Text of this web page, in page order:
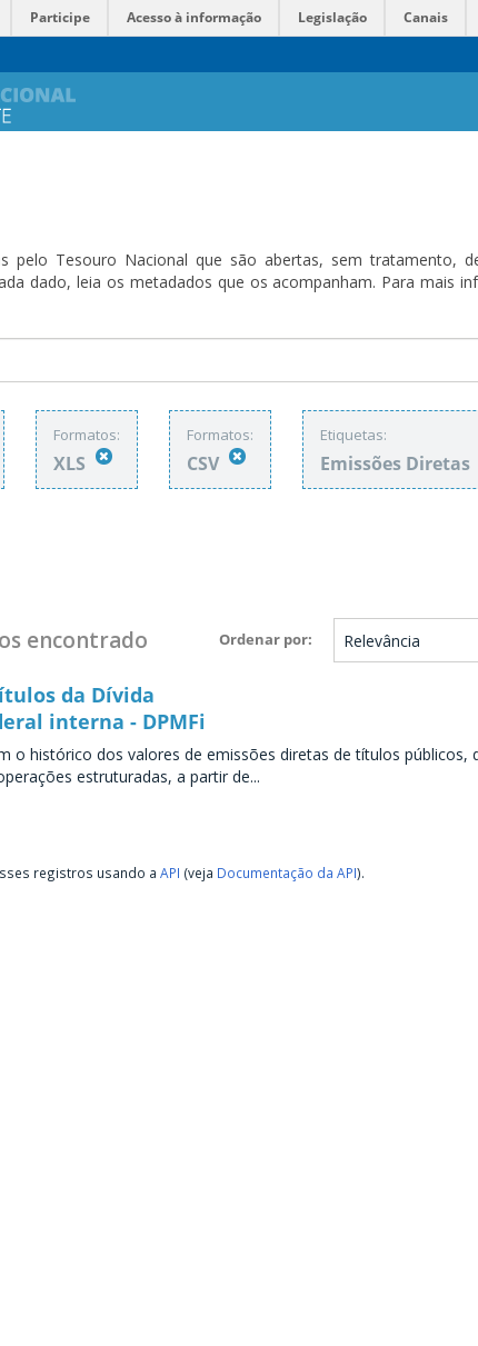
Participe Acesso à informação Legislação Canais
pelo Tesouro Nacional que são abertas, sem tratamento,
dado, leia os metadados que os acompanham. Para mais
Formatos:
XLS
Formatos:
CSV
Etiquetas:
Emissões Diretas
Ordenar por
encontrado
da Dívida
interna - DPMFi
o histórico dos valores de emissões diretas de títulos públicos,
estruturadas, a partir de...
registros usando a API (veja Documentação da API).